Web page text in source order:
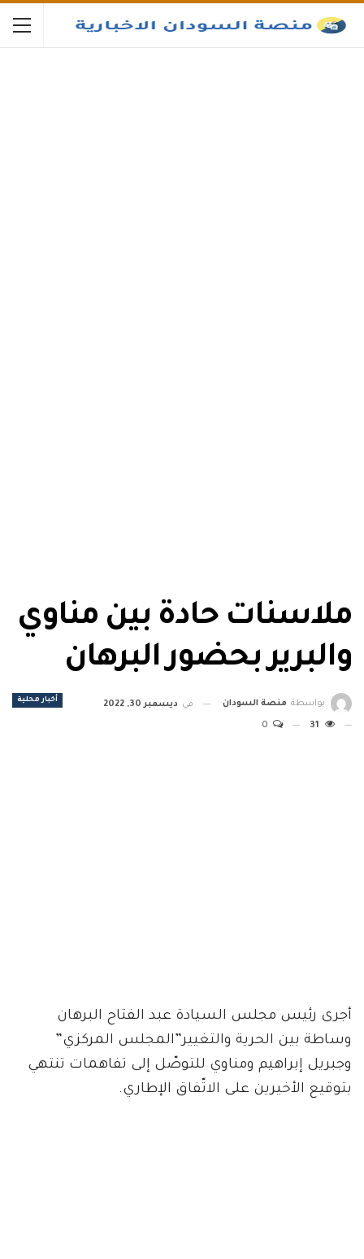
ملاسنات حادة بين مناوي
والبرير بحضور البرهان
أخبار محلية بواسطة منصة السودان في ديسمبر 30, 2022
31
أجرى رئيس مجلس السيادة عبد الفتاح البرهان
وساطة بين الحرية والتغيير”المجلس المركزي”
وجبريل إبراهيم ومناوي للتوصّل إلى تفاهمات تنتهي
بتوقيع الأخيرين على الاتّفاق الإطاري.